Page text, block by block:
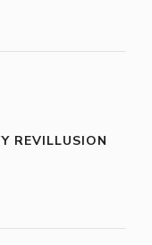
REVILLUSION